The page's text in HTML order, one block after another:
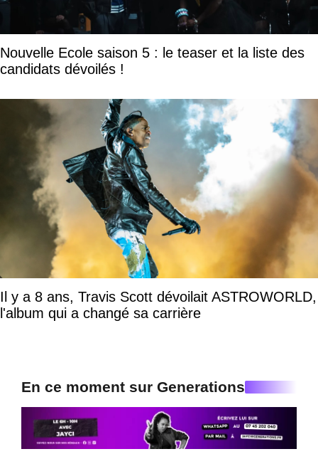
Nouvelle Ecole saison 5 : le teaser et la liste des
candidats dévoilés !
Il y a 8 ans, Travis Scott dévoilait ASTROWORLD,
l'album qui a changé sa carrière
En ce moment sur Generations